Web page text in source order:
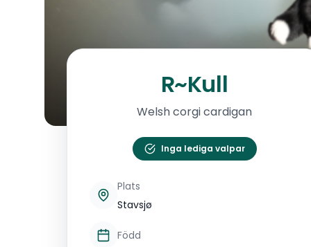
R~Kull
Welsh corgi cardigan
Inga lediga valpar
Plats
Stavsjø
Född